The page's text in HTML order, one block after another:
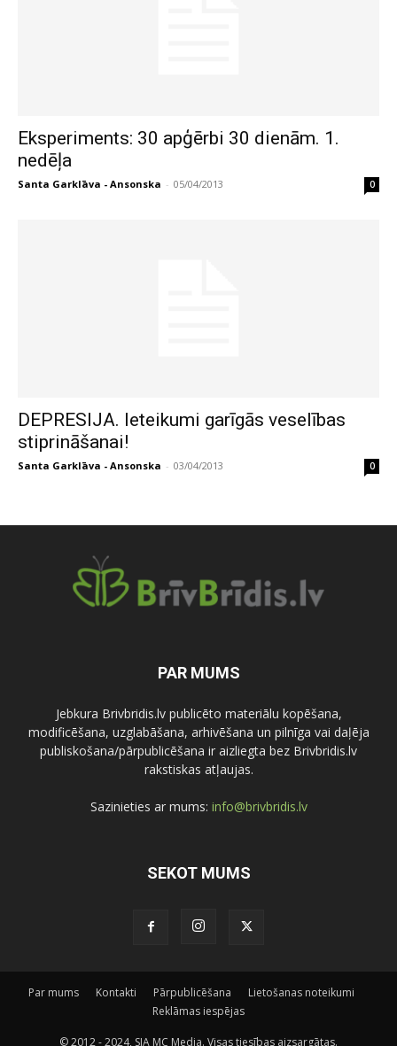
Eksperiments: 30 apģērbi 30 dienām. 1.
nedēļa
Santa Garklāva - Ansonska - 05/04/2013 0
DEPRESIJA. Ieteikumi garīgās veselības
stiprināšanai!
Santa Garklāva - Ansonska - 03/04/2013 0
PAR MUMS
Jebkura Brivbridis.lv publicēto materiālu kopēšana,
modificēšana, uzglabāšana, arhivēšana un pilnīga vai daļēja
publiskošana/pārpublicēšana ir aizliegta bez Brivbridis.lv
rakstiskas atļaujas.
Sazinieties ar mums: info@brivbridis.lv
SEKOT MUMS
Par mums Kontakti Pārpublicēšana
Lietošanas noteikumi
Reklāmas iespējas
© 2012 - 2024, SIA MC Media. Visas tiesības aizsargātas.